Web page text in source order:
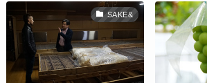
SAKE&